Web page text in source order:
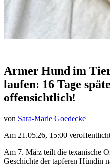
Armer Hund im
laufen: 16 Tage
offensichtlich!
von Sara-Marie Goedecke
Am 21.05.26, 15:00 veröffentlicht
Am 7. März teilt die texanische
Geschichte der tapferen Hündin